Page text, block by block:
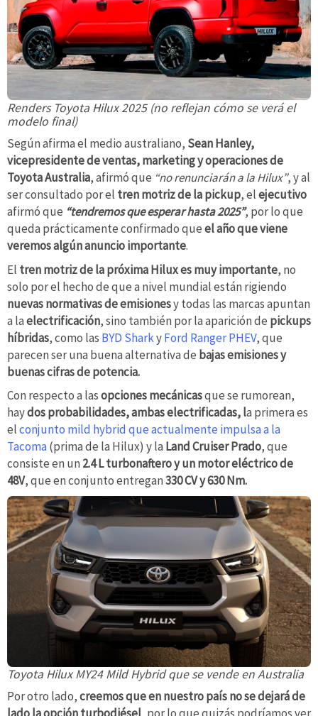
Renders Toyota Hilux 2025 (no reflejan cómo se verá el
modelo final)
Según afirma el medio australiano, Sean Hanley,
vicepresidente de ventas, marketing y operaciones de
Toyota Australia, afirmó que “no renunciarán a la Hilux”, y al
ser consultado por el tren motriz de la pickup, elejecutivo
afirmó que “tendremos que esperar hasta 2025”, por lo que
queda prácticamente confirmado queel año que viene
veremos algún anuncio importante.
El tren motriz de la próxima Hilux es muy importante, no
solo por el hecho de que a nivel mundial están rigiendo
nuevas normativas de emisionesy todas las marcas apuntan
a laelectrificación, sino también por la aparición de pickups
híbridas, como las BYD SharkyFord Ranger PHEV, que
parecen ser una buena alternativa de bajas emisiones y
buenas cifras de potencia.
Con respecto a lasopciones mecánicasque se rumorean,
haydos probabilidades, ambas electrificadas, la primera es
elconjunto mild hybrid que actualmente impulsa a la
Tacoma(prima de la Hilux) y la Land Cruiser Prado, que
consiste en un 2.4 L turbonaftero y un motor eléctrico de
48V, que en conjunto entregan330 CV y 630 Nm.
Toyota Hilux MY24 Mild Hybrid que se vende en Australia
Por otro lado,creemos que en nuestro país no se dejará de